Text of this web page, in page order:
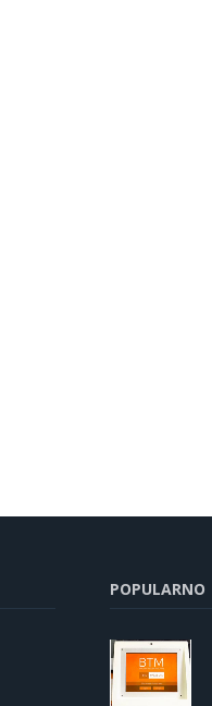
POPULARNO